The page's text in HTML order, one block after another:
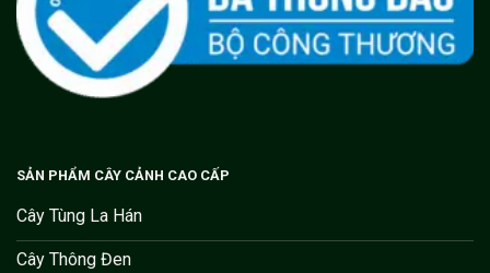
SẢN PHẨM CÂY CẢNH CAO CẤP
Cây Tùng La Hán
Cây Thông Đen